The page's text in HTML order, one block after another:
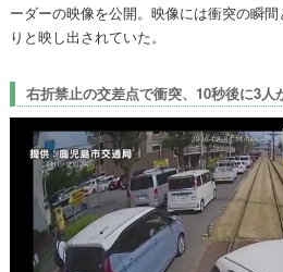
ーダーの映像を公開。映像には衝突の瞬
りと映し出されていた。
右折禁止の交差点で衝突、10秒後に3人